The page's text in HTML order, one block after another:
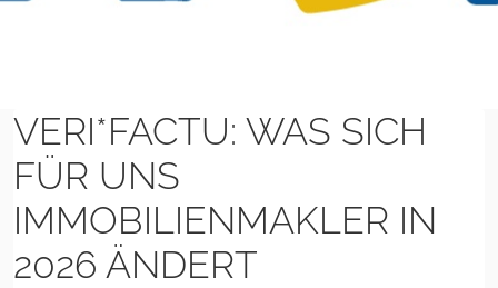
VERI*FACTU: WAS SICH
FÜR UNS
IMMOBILIENMAKLER IN
2026 ÄNDERT